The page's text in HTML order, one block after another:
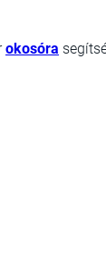
okosóra